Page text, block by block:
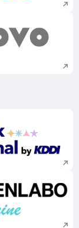
新規ウィンドウで
新規ウィンドウで
新規ウィンドウで